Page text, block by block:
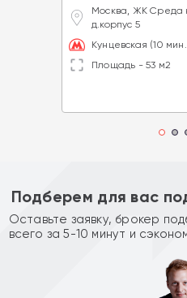
Москва, ЖК Среда
д.корпус 5
Кунцевская (10
Площадь - 53 м2
Подберем для вас
Оставьте заявку, брокер
всего за 5-10 минут и